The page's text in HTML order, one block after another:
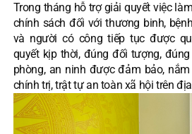
Trong tháng hỗ trợ giải quyết việc
chính sách đối với thương binh,
và người có công tiếp tục được
quyết kịp thời, đúng đối tượng,
phòng, an ninh được đảm bảo,
chính trị, trật tự an toàn xã hội trên